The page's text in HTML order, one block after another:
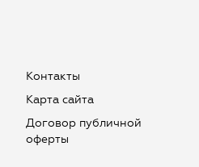
Контакты
Карта сайта
Договор публичной
оферты